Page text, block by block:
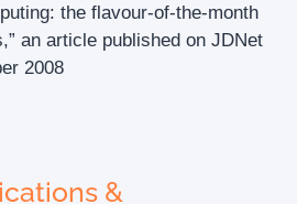
the flavour-of-the-month
an article published on JDNet
2008
&